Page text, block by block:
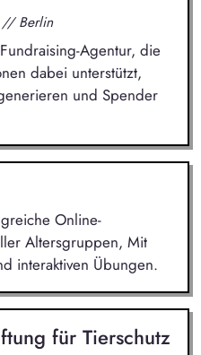
// Berlin
Agentur, die
dabei unterstützt,
und Spender
Online-
Altersgruppen, Mit
interaktiven Übungen.
für Tierschutz